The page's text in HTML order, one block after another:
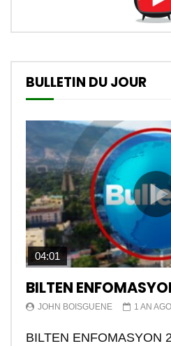
BULLETIN DU JOUR
04:01
BILTEN
JOHN BOISGUENE 1 AN AGO
BILTEN ENFOMASYON